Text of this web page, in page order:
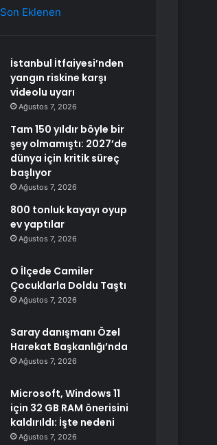
Son Eklenen
İstanbul İtfaiyesi’nden
yangın riskine karşı
videolu uyarı
Ağustos 7, 2026
Tam 150 yıldır böyle bir
şey olmamıştı: 2027’de
dünya için kritik süreç
başlıyor
Ağustos 7, 2026
800 tonluk kayayı oyup
ev yaptılar
Ağustos 7, 2026
O İlçede Camiler
Çocuklarla Doldu Taştı
Ağustos 7, 2026
Saray danışmanı Özel
Harekat Başkanlığı’nda
Ağustos 7, 2026
Microsoft, Windows 11
için 32 GB RAM önerisini
kaldırıldı: İşte nedeni
Ağustos 7, 2026